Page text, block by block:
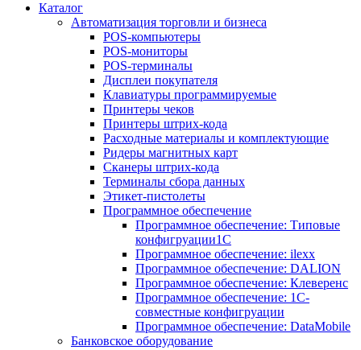
Каталог
Автоматизация торговли и бизнеса
POS-компьютеры
POS-мониторы
POS-терминалы
Дисплеи покупателя
Клавиатуры программируемые
Принтеры чеков
Принтеры штрих-кода
Расходные материалы и комплектующие
Ридеры магнитных карт
Сканеры штрих-кода
Терминалы сбора данных
Этикет-пистолеты
Программное обеспечение
Программное обеспечение: Типовые
конфигруации1С
Программное обеспечение: ilexx
Программное обеспечение: DALION
Программное обеспечение: Клеверенс
Программное обеспечение: 1С-
совместные конфигруации
Программное обеспечение: DataMobile
Банковское оборудование